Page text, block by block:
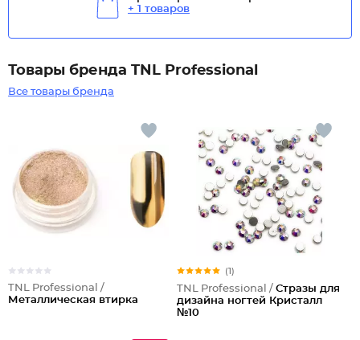
+ 1 товаров
Товары бренда TNL Professional
Все товары бренда
TNL Professional /
Металлическая втирка
(1)
TNL Professional / Стразы для
дизайна ногтей Кристалл
№10